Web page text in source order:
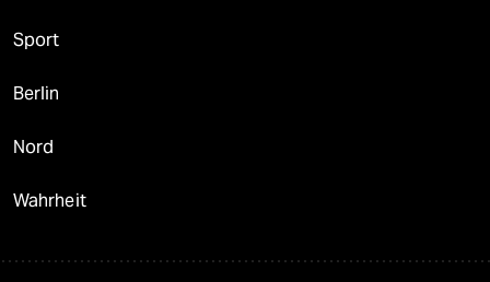
Sport
Berlin
Nord
Wahrheit